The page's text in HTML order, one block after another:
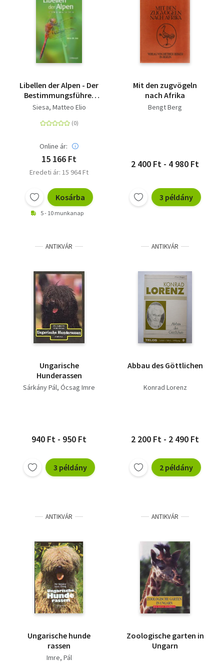
Libellen der Alpen - Der
Bestimmungsführer
für alle Arten
Siesa, Matteo Elio
Online ár:
15 166 Ft
Eredeti ár: 15 964 Ft
Kosárba
5 - 10 munkanap
Mit den zugvögeln
nach Afrika
Bengt Berg
2 400 Ft - 4 980 Ft
3 példány
ANTIKVÁR
Ungarische
Hunderassen
Sárkány Pál Ócsag Imre
940 Ft - 950 Ft
3 példány
ANTIKVÁR
Abbau des Göttlichen
Konrad Lorenz
2 200 Ft - 2 490 Ft
2 példány
ANTIKVÁR
Ungarische hunde
rassen
Imre Pál
ANTIKVÁR
Zoologische garten in
Ungarn